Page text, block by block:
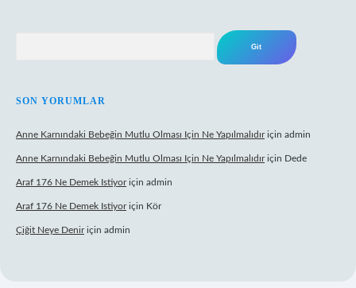
SON YORUMLAR
Anne Karnındaki Bebeğin Mutlu Olması Için Ne Yapılmalıdıriçin admin
Anne Karnındaki Bebeğin Mutlu Olması Için Ne Yapılmalıdıriçin Dede
Araf 176 Ne Demek Istiyoriçin admin
Araf 176 Ne Demek Istiyoriçin Kör
Çiğit Neye Deniriçin admin